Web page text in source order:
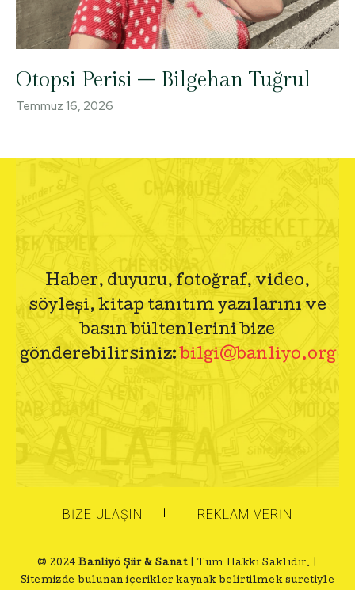
Otopsi Perisi – Bilgehan Tuğrul
Temmuz 16, 2026
Haber, duyuru, fotoğraf, video,
söyleşi, kitap tanıtım yazılarını ve
basın bültenlerini bize
gönderebilirsiniz: bilgi@banliyo.org
BIZE ULAŞIN REKLAM VERIN
© 2024Banliyö Şiir & Sanat
| Tüm Hakkı Saklıdır. |
Sitemizde bulunan içerikler kaynak belirtilmek suretiyle